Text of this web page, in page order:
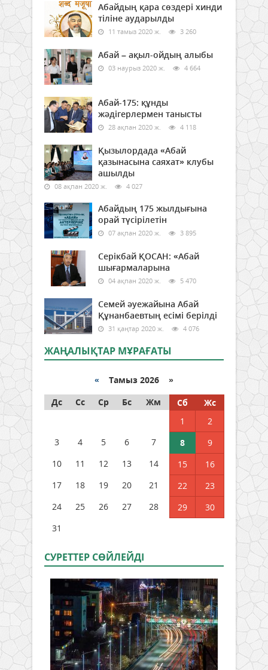
Абайдың қара сөздері хинди
тіліне аударылды
11 тамыз 2020 ж. 3 260
Абай – ақыл-ойдың алыбы
03 наурыз 2020 ж. 4 664
Абай-175: құнды
жәдігерлермен танысты
28 ақпан 2020 ж. 4 118
Қызылордада «Абай
қазынасына саяхат» клубы
ашылды
08 ақпан 2020 ж. 4 027
Абайдың 175 жылдығына
орай түсірілетін
07 ақпан 2020 ж. 3 895
Серікбай ҚОСАН: «Абай
шығармаларына
04 ақпан 2020 ж. 5 470
Семей әуежайына Абай
Құнанбаевтың есімі берілді
31 қаңтар 2020 ж. 4 076
ЖАҢАЛЫҚТАР МҰРАҒАТЫ
« Тамыз 2026 »
Дс
Сс Ср Бс Жм Сб
Жс
1
2
3
4 5 6 7 8
9
10
11 12 13 14 15
16
17
18 19 20 21 22
23
24
25 26 27 28 29
30
31
СУРЕТТЕР СӨЙЛЕЙДI